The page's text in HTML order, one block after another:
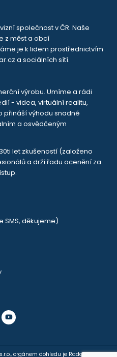
společnost v ČR. Naše
z měst a obcí
je k lidem prostřednictvím
a sociálních sítí.
výrobu. Umíme a rádi
- videa, virtuální realitu,
přináší výhodu snadné
a osvědčeným
let zkušeností (založeno
a drží řadu ocenění za
SMS, děkujeme)
orgánem dohledu je Rada pro